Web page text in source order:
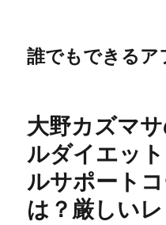
誰でもできるア
大野カズマ
ルダイエッ
ルサポート
は？厳しい